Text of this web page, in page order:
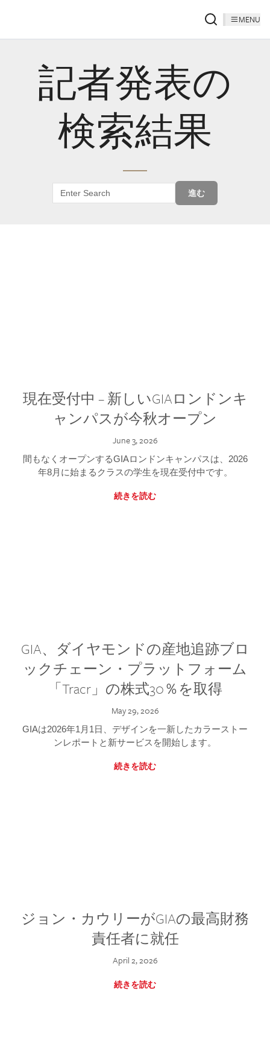
MENU
記者発表の
検索結果
進む
現在受付中 – 新しいGIAロンドンキ
ャンパスが今秋オープン
June 3, 2026
間もなくオープンするGIAロンドンキャンパスは、2026
年8月に始まるクラスの学生を現在受付中です。
続きを読む
GIA、ダイヤモンドの産地追跡ブロ
ックチェーン・プラットフォーム
「Tracr」の株式30％を取得
May 29, 2026
GIAは2026年1月1日、デザインを一新したカラーストー
ンレポートと新サービスを開始します。
続きを読む
ジョン・カウリーがGIAの最高財務
責任者に就任
April 2, 2026
続きを読む